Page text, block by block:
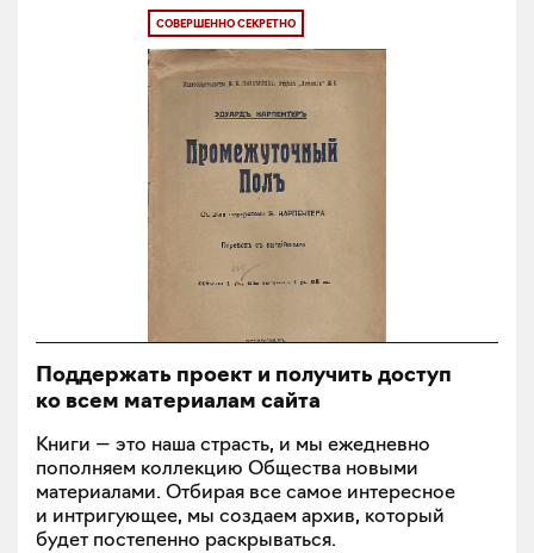
СОВЕРШЕННО СЕКРЕТНО
Поддержать проект и получить доступ
ко всем материалам сайта
Книги — это наша страсть, и мы ежедневно
пополняем коллекцию Общества новыми
материалами. Отбирая все самое интересное
и интригующее, мы создаем архив, который
будет постепенно раскрываться.